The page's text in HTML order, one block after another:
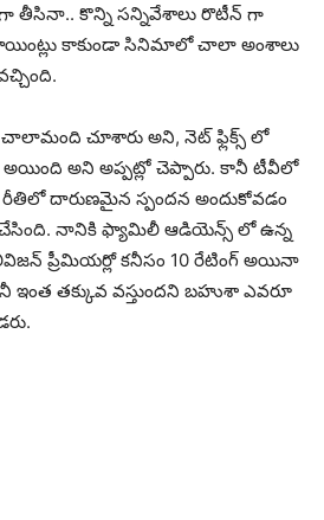
తీసినా.. కొన్ని సన్నివేశాలు రొటీన్ గా
కాకుండా సినిమాలో చాలా అంశాలు
చూశారు అని, నెట్ ఫ్లిక్స్ లో
అయింది అని అప్పట్లో చెప్పారు. కానీ టీవీలో
దారుణమైన స్పందన అందుకోవడం
చేసింది. నానికి ఫ్యామిలీ ఆడియెన్స్ లో ఉన్న
ప్రీమియర్లో కనీసం 10 రేటింగ్ అయినా
ఇంత తక్కువ వస్తుందని బహుశా ఎవరూ